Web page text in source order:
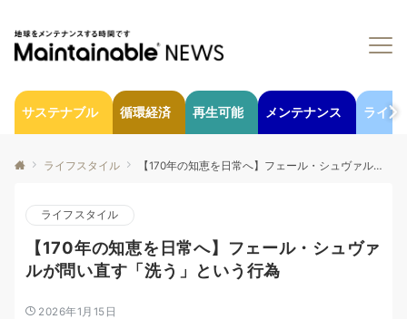
サステナブル 循環経済 再生可能 メンテナンス ライフ
ライフスタイル 【170年の知恵を日常へ】フェール・シュヴァルが問い直す「洗う」という行為
ライフスタイル
【170年の知恵を日常へ】フェール・シュヴァ
ルが問い直す「洗う」という行為
2026年1月15日